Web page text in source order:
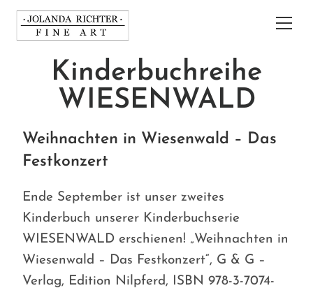
Kinderbuchreihe
WIESENWALD
Weihnachten in Wiesenwald – Das
Festkonzert
Ende September ist unser zweites
Kinderbuch unserer Kinderbuchserie
WIESENWALD erschienen! „Weihnachten in
Wiesenwald – Das Festkonzert“, G & G –
Verlag, Edition Nilpferd, ISBN 978-3-7074-